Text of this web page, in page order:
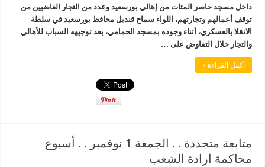
داخل مسجد حاصر المئات من إهالي بورسعيد وعدد من التجار الغاضبين من
توقف أعمالهم وتجارتهم، اللواء سماح قنديل محافظ بورسعيد في سلطة
الانقلا بالعسكري، أثناء وجوده بمسجد الحمامي، بعد توجيهه السباب للأهالي
والتجار خلال التفاوض على …
أكمل القراءة »
متابعة متجددة . . الجمعة 1 نوفمبر . . أسبوع
محاكمة ارادة الشعب